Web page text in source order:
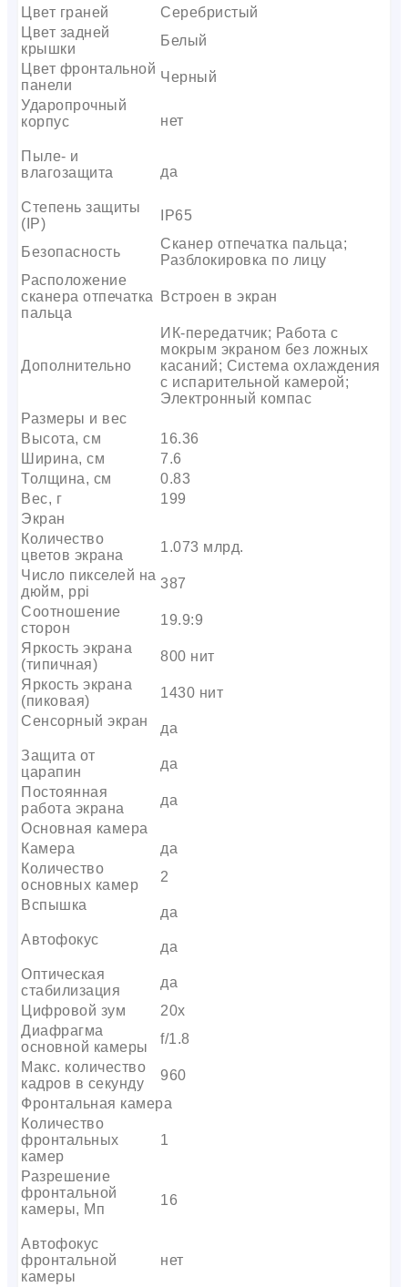
Цвет граней
Серебристый
Цвет задней
крышки
Белый
Цвет фронтальной
панели
Черный
Ударопрочный
корпус
нет
Пыле- и
влагозащита
да
Степень защиты
(IP)
IP65
Безопасность
Сканер отпечатка пальца;
Разблокировка по лицу
Расположение
сканера отпечатка
пальца
Встроен в экран
Дополнительно
ИК-передатчик; Работа с
мокрым экраном без ложных
касаний; Система охлаждения
с испарительной камерой;
Электронный компас
Размеры и вес
Высота, см
16.36
Ширина, см
7.6
Толщина, см
0.83
Вес, г
199
Экран
Количество
цветов экрана
1.073 млрд.
Число пикселей на
дюйм, ppi
387
Соотношение
сторон
19.9:9
Яркость экрана
(типичная)
800 нит
Яркость экрана
(пиковая)
1430 нит
Сенсорный экран
да
Защита от
царапин
да
Постоянная
работа экрана
да
Основная камера
Камера
да
Количество
основных камер
2
Вспышка
да
Автофокус
да
Оптическая
стабилизация
да
Цифровой зум
20x
Диафрагма
основной камеры
f/1.8
Макс. количество
кадров в секунду
960
Фронтальная камера
Количество
фронтальных
камер
1
Разрешение
фронтальной
камеры, Мп
16
Автофокус
фронтальной
камеры
нет